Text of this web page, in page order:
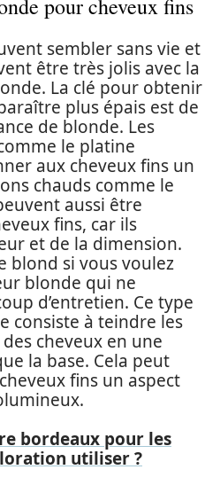
pour cheveux fins
sembler sans vie et
être très jolis avec la
La clé pour obtenir
plus épais est de
de blonde. Les
le platine
aux cheveux fins un
chauds comme le
aussi être
fins, car ils
et de la dimension.
blond si vous voulez
blonde qui ne
d’entretien. Ce type
consiste à teindre les
cheveux en une
la base. Cela peut
fins un aspect
bordeaux pour les
utiliser ?